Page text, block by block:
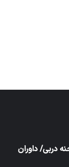
دربی/ داوران